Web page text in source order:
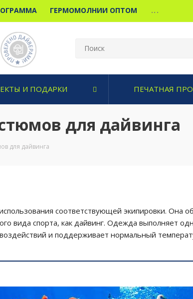
ГЕРМОМОЛНИИ ОПТОМ ...
И ПОДАРКИ ПЕЧАТНАЯ
для дайвинга
для дайвинга
соответствующей экипировки. Она
вида спорта, как дайвинг. Одежда выполняет
и поддерживает нормальный